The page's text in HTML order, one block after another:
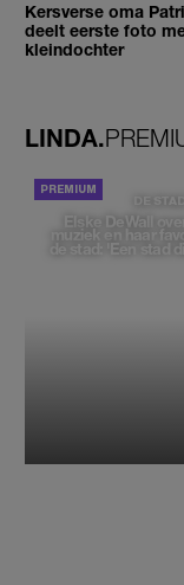
Kersverse oma
deelt eerste foto
kleindochter
LINDA.
DE STAD
Elske DeWall
muziek en haar
de stad: 'Een stad